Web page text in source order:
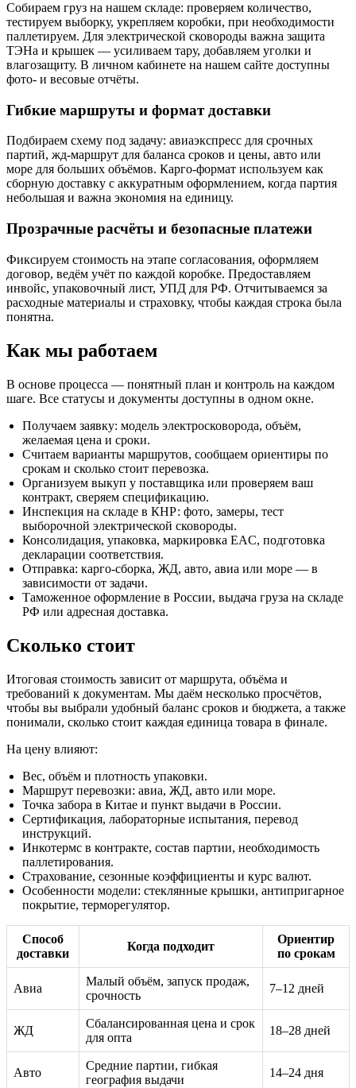
Собираем груз на нашем складе: проверяем количество,
тестируем выборку, укрепляем коробки, при необходимости
паллетируем. Для электрической сковороды важна защита
ТЭНа и крышек — усиливаем тару, добавляем уголки и
влагозащиту. В личном кабинете на нашем сайте доступны
фото- и весовые отчёты.
Гибкие маршруты и формат доставки
Подбираем схему под задачу: авиаэкспресс для срочных
партий, жд‑маршрут для баланса сроков и цены, авто или
море для больших объёмов. Карго‑формат используем как
сборную доставку с аккуратным оформлением, когда партия
небольшая и важна экономия на единицу.
Прозрачные расчёты и безопасные платежи
Фиксируем стоимость на этапе согласования, оформляем
договор, ведём учёт по каждой коробке. Предоставляем
инвойс, упаковочный лист, УПД для РФ. Отчитываемся за
расходные материалы и страховку, чтобы каждая строка была
понятна.
Как мы работаем
В основе процесса — понятный план и контроль на каждом
шаге. Все статусы и документы доступны в одном окне.
Получаем заявку: модель электросковорода, объём,
желаемая цена и сроки.
Считаем варианты маршрутов, сообщаем ориентиры по
срокам и сколько стоит перевозка.
Организуем выкуп у поставщика или проверяем ваш
контракт, сверяем спецификацию.
Инспекция на складе в КНР: фото, замеры, тест
выборочной электрической сковороды.
Консолидация, упаковка, маркировка EAC, подготовка
декларации соответствия.
Отправка: карго‑сборка, ЖД, авто, авиа или море — в
зависимости от задачи.
Таможенное оформление в России, выдача груза на складе
РФ или адресная доставка.
Сколько стоит
Итоговая стоимость зависит от маршрута, объёма и
требований к документам. Мы даём несколько просчётов,
чтобы вы выбрали удобный баланс сроков и бюджета, а также
понимали, сколько стоит каждая единица товара в финале.
На цену влияют:
Вес, объём и плотность упаковки.
Маршрут перевозки: авиа, ЖД, авто или море.
Точка забора в Китае и пункт выдачи в России.
Сертификация, лабораторные испытания, перевод
инструкций.
Инкотермс в контракте, состав партии, необходимость
паллетирования.
Страхование, сезонные коэффициенты и курс валют.
Особенности модели: стеклянные крышки, антипригарное
покрытие, терморегулятор.
Способ
доставки
Когда подходит
Ориентир
по срокам
Авиа
Малый объём, запуск продаж,
срочность
7–12 дней
ЖД
Сбалансированная цена и срок
для опта
18–28 дней
Авто
Средние партии, гибкая
география выдачи
14–24 дня